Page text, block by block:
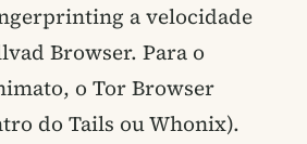
a velocidade
Browser. Para o
o Tor Browser
do Tails ou Whonix).